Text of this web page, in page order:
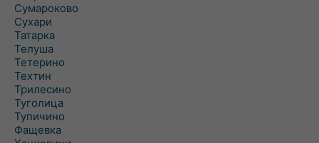
Сумароково
Сухари
Татарка
Телуша
Тетерино
Техтин
Трилесино
Туголица
Тупичино
Фащевка